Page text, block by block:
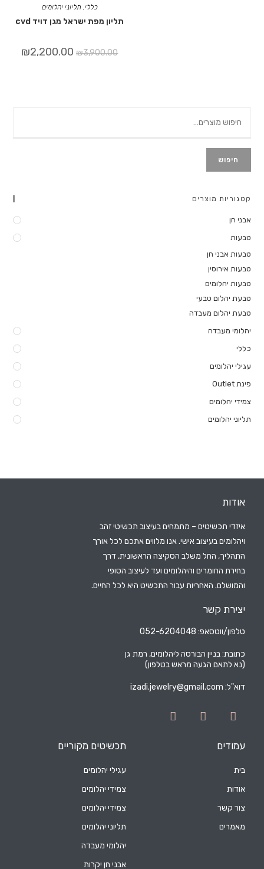
כללי, תליוני יהלומים
תליון מפת ישראל מגן דויד cvd
₪3,900.00
₪2,200.00
חיפוש
קטגוריות מוצרים
אבני חן
טבעות
טבעות אבני חן
טבעות אירוסין
טבעות יהלומים
טבעת יהלום טבעי
טבעת יהלום מעבדה
יהלומי מעבדה
כללי
עגילי יהלומים
פינת Outlet
צמידי יהלומים
תליוני יהלומים
אודות
איזדי תכשיטים – מתמחים בעיצוב תכשיטי זהב
ויהלומים בעיצוב אישי. אנו מלווים אתכם לכל אורך
התהליך, החל משלב הסקיצה הראשונית, דרך
בחירת החומרים והיהלומים ועד לעיצוב הסופי
והמושלם. האחריות עבור התכשיט היא לכל החיים.
יצירת קשר
טלפון/ווטסאפ: 052-6204048
כתובת: בניין הבורסה ליהלומים, רמת גן
(נא לתאם הגעה מראש בטלפון)
דוא"ל: izadi.jewelry@gmail.com
עמודים
בית
אודות
צור קשר
מאמרים
תכשיטים מקוריים
עגילי יהלומים
צמידי יהלומים
צמידי יהלומים
תליוני יהלומים
יהלומי מעבדה
אבני חן יקרות